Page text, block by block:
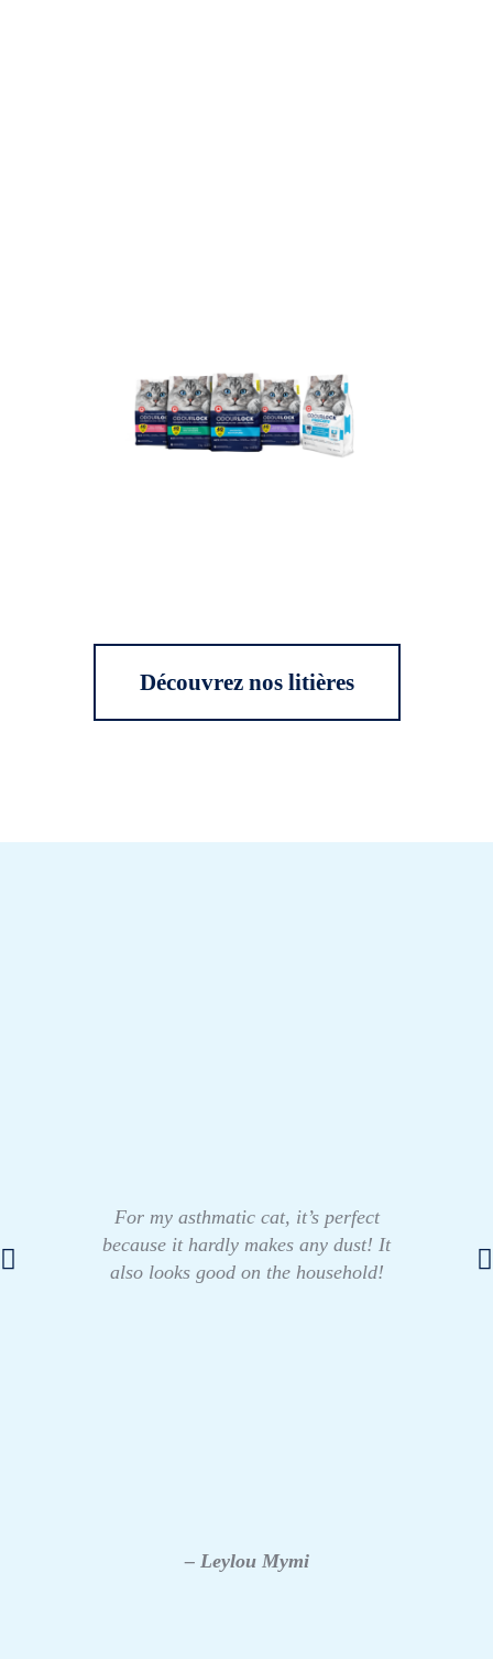
Découvrez nos litières
For my asthmatic cat, it’s perfect
because it hardly makes any dust! It
also looks good on the household!
– Leylou Mymi